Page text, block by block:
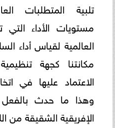
تلبية المتطلبات
مستويات الأداء
العالمية لقياس أداء
مكانتنا كجهة
الاعتماد عليها في
وهذا ما حدث
الإفريقية الشقيقة من